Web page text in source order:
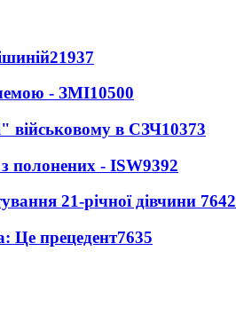
21937
- ЗМІ10500
військовому в СЗЧ10373
полонених - ISW9392
21-річної дівчини 7642
Це прецедент7635